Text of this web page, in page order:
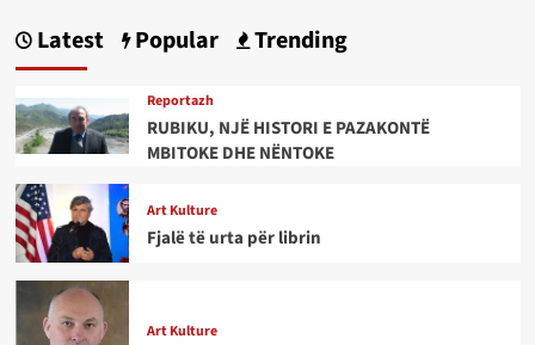
Latest Popular Trending
Reportazh
RUBIKU, NJË HISTORI E PAZAKONTË
MBITOKE DHE NËNTOKE
Art Kulture
Fjalë të urta për librin
Art Kulture